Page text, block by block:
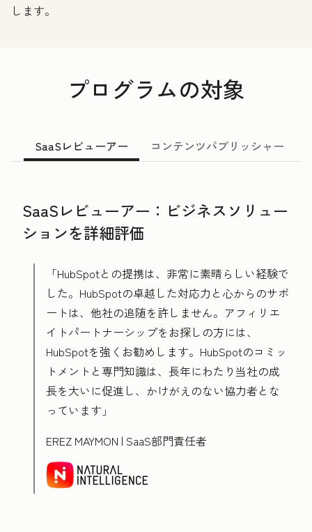
します。
プログラムの対象
SaaSレビューアー コンテンツパブリッシャー
SaaSレビューアー：ビジネスソリュー
ションを詳細評価
「HubSpotとの提携は、非常に素晴らしい経験で
した。HubSpotの卓越した対応力と心からのサポ
ートは、他社の追随を許しません。アフィリエ
イトパートナーシップをお探しの方には、
HubSpotを強くお勧めします。HubSpotのコミッ
トメントと専門知識は、長年にわたり当社の成
長を大いに促進し、かけがえのない協力者とな
っています」
EREZ MAYMON | SaaS部門責任者